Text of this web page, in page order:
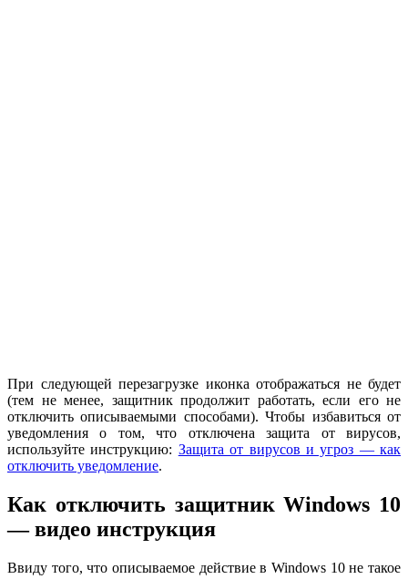
При следующей перезагрузке иконка отображаться не будет
(тем не менее, защитник продолжит работать, если его не
отключить описываемыми способами). Чтобы избавиться от
уведомления о том, что отключена защита от вирусов,
используйте инструкцию: Защита от вирусов и угроз — как
отключить уведомление.
Как отключить защитник Windows 10
— видео инструкция
Ввиду того, что описываемое действие в Windows 10 не такое